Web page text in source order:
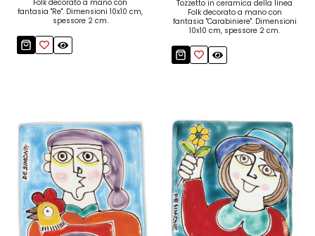
Folk decorato a mano con
fantasia "Re". Dimensioni 10x10 cm,
spessore 2 cm.
Tozzetto in ceramica della linea
Folk decorato a mano con
fantasia "Carabiniere". Dimensioni
10x10 cm, spessore 2 cm.